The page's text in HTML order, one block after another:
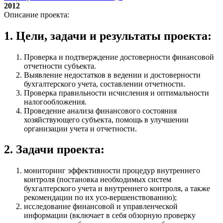
2012
Описание проекта:
1. Цели, задачи и результаты проекта:
Проверка и подтверждение достоверности финансовой
отчетности субъекта.
Выявление недостатков в ведении и достоверности
бухгалтерского учета, составлении отчетности.
Проверка правильности исчисления и оптимальности
налогообложения.
Проведение анализа финансового состояния
хозяйствующего субъекта, помощь в улучшении
организации учета и отчетности.
2. Задачи проекта:
мониторинг эффективности процедур внутреннего
контроля (постановка необходимых систем
бухгалтерского учета и внутреннего контроля, а также
рекомендации по их усо-вершенствованию);
исследование финансовой и управленческой
информации (включает в себя обзорную проверку